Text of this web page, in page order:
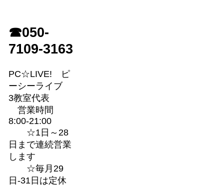
☎050-
7109-3163
PC☆LIVE! ピ
ーシーライブ
3教室代表
営業時間
8:00-21:00
☆1日～28
日まで連続営業
します
☆毎月29
日-31日は定休